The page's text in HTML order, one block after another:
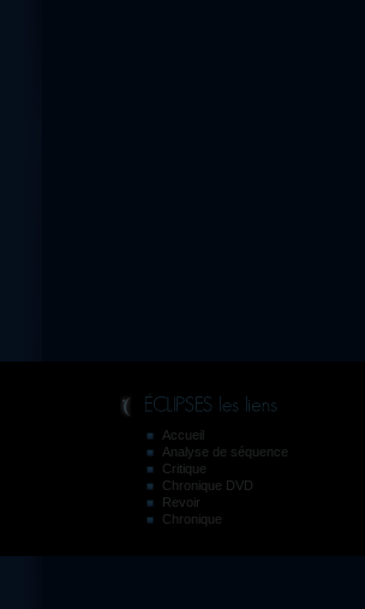
Accueil
Analyse de séquence
Critique
Chronique DVD
Revoir
Chronique